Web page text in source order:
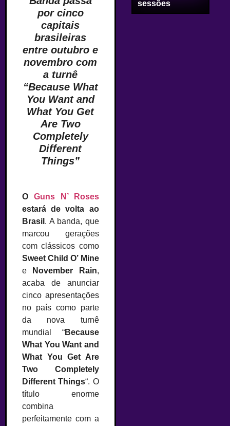
por cinco
capitais
brasileiras
entre outubro e
novembro com
a turnê
“Because What
You Want and
What You Get
Are Two
Completely
Different
Things”
O Guns N’ Roses
estará de volta ao
Brasil . A banda, que
marcou gerações
com clássicos como
Sweet Child O’ Mine
e
November Rain,
acaba de anunciar
cinco apresentações
no país como parte
da nova turnê
mundial “Because
What You Want and
What You Get Are
Two Completely
Different Things“. O
título enorme
combina
perfeitamente com a
sessões